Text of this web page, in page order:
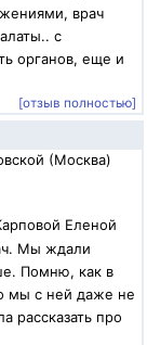
врач
с
органов, еще и
[отзыв полностью]
(Москва)
Еленой
Мы ждали
Помню, как в
мы с ней даже не
рассказать про